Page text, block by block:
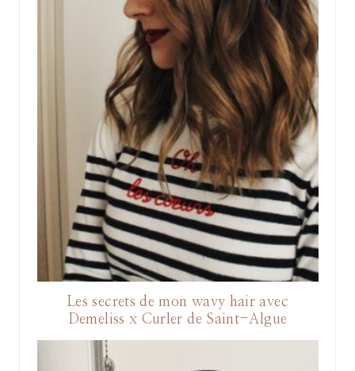
Les secrets de mon wavy hair avec
Demeliss x Curler de Saint-Algue